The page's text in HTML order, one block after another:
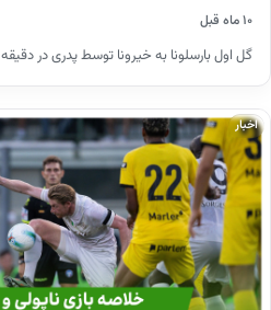
۱۰ ماه قبل
گل اول بارسلونا به خیرونا توسط پدری در دقیقه 13بارسلونا 1 – خیرونا 0
اخبار